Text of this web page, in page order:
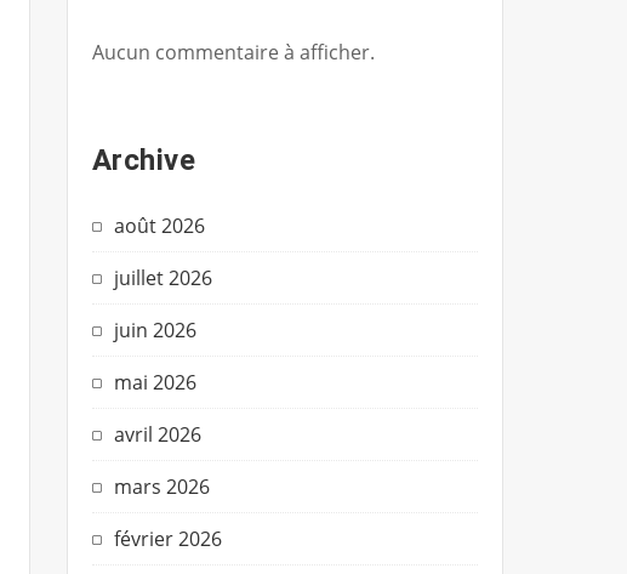
Aucun commentaire à afficher.
Archive
août 2026
juillet 2026
juin 2026
mai 2026
avril 2026
mars 2026
février 2026